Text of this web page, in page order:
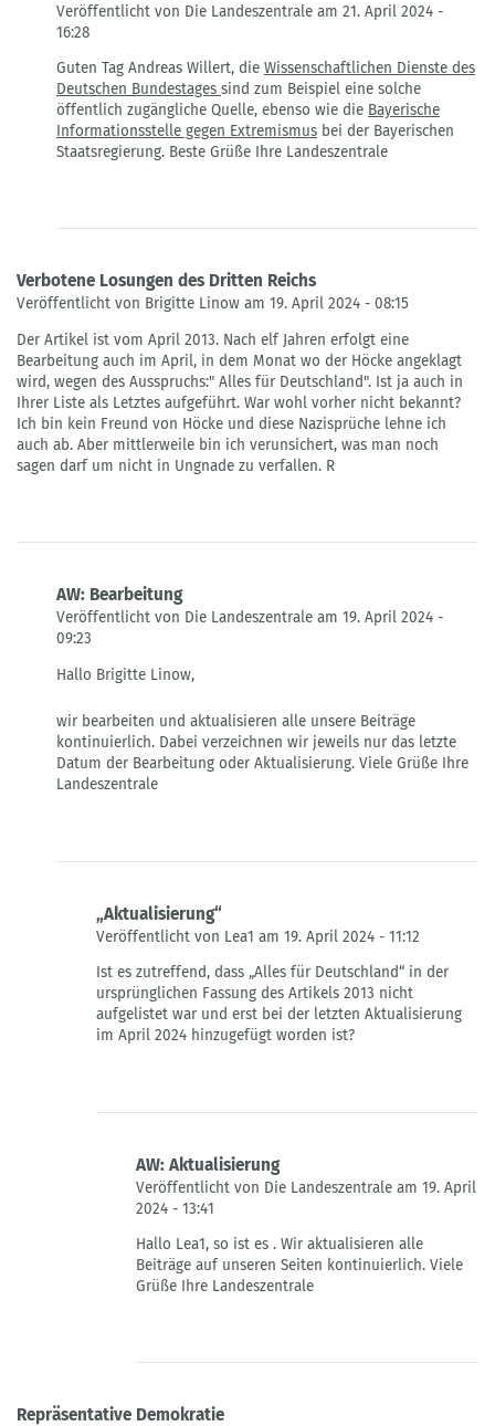
Veröffentlicht von Die Landeszentrale am 21. April 2024 -
16:28
auf
'alles
für
Deutschland'
Verbotene
Guten Tag Andreas Willert, die Wissenschaftlichen Dienste des
Deutschen Bundestages sind zum Beispiel eine solche
öffentlich zugängliche Quelle, ebenso wie die Bayerische
Informationsstelle gegen Extremismus bei der Bayerischen
Staatsregierung. Beste Grüße Ihre Landeszentrale
Verbotene Losungen des Dritten Reichs
Veröffentlicht von Brigitte Linow am 19. April 2024 - 08:15
Der Artikel ist vom April 2013. Nach elf Jahren erfolgt eine
Bearbeitung auch im April, in dem Monat wo der Höcke angeklagt
wird, wegen des Ausspruchs:" Alles für Deutschland". Ist ja auch in
Ihrer Liste als Letztes aufgeführt. War wohl vorher nicht bekannt?
Ich bin kein Freund von Höcke und diese Nazisprüche lehne ich
auch ab. Aber mittlerweile bin ich verunsichert, was man noch
sagen darf um nicht in Ungnade zu verfallen. R
AW: Bearbeitung
Veröffentlicht von Die Landeszentrale am 19. April 2024 -
09:23
auf
Losungen
des
Dritten
Reichs
Hallo Brigitte Linow,
wir bearbeiten und aktualisieren alle unsere Beiträge
kontinuierlich. Dabei verzeichnen wir jeweils nur das letzte
Datum der Bearbeitung oder Aktualisierung. Viele Grüße Ihre
Landeszentrale
„Aktualisierung“
Veröffentlicht von Lea1 am 19. April 2024 - 11:12
auf
AW:
Bearbeitung
von
Ist es zutreffend, dass „Alles für Deutschland“ in der
ursprünglichen Fassung des Artikels 2013 nicht
aufgelistet war und erst bei der letzten Aktualisierung
im April 2024 hinzugefügt worden ist?
AW: Aktualisierung
Veröffentlicht von Die Landeszentrale am 19. April
2024 - 13:41
auf
„Aktualisierung“
von
Hallo Lea1, so ist es . Wir aktualisieren alle
Beiträge auf unseren Seiten kontinuierlich. Viele
Grüße Ihre Landeszentrale
Repräsentative Demokratie